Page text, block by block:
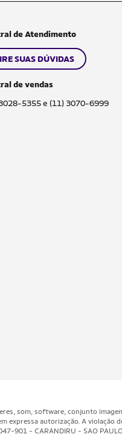
de Atendimento
SUAS DÚVIDAS
de vendas
5355 e (11) 3070-6999
som, software, conjunto
expressa autorização. A violação
901 - CARANDIRU - SAO